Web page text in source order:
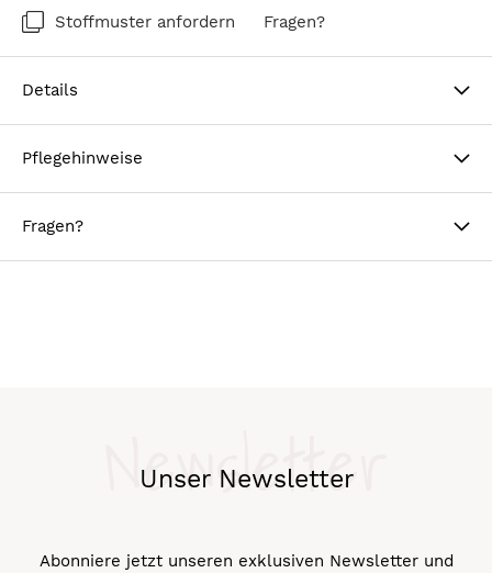
Stoffmuster anfordern Fragen?
Details
Pflegehinweise
Fragen?
Unser Newsletter
Newsletter
Abonniere jetzt unseren exklusiven Newsletter und